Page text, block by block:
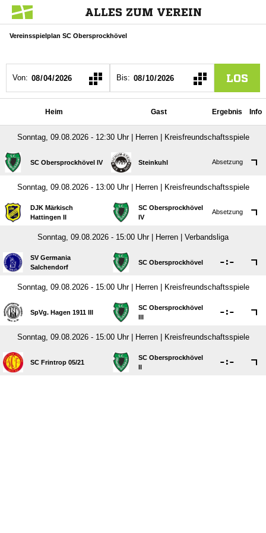
ALLES ZUM VEREIN
Vereinsspielplan SC Obersprockhövel
Von: Bis: LOS
Heim Gast Ergebnis Info
Sonntag, 09.08.2026 - 12:30 Uhr | Herren | Kreisfreundschaftsspiele
SC Obersprockhövel IV Steinkuhl Absetzung
Sonntag, 09.08.2026 - 13:00 Uhr | Herren | Kreisfreundschaftsspiele
DJK Märkisch
Hattingen II
SC Obersprockhövel
IV
Absetzung
Sonntag, 09.08.2026 - 15:00 Uhr | Herren | Verbandsliga
SV Germania
Salchendorf
SC Obersprockhövel :
Sonntag, 09.08.2026 - 15:00 Uhr | Herren | Kreisfreundschaftsspiele
SpVg. Hagen 1911 III
SC Obersprockhövel
III
:
Sonntag, 09.08.2026 - 15:00 Uhr | Herren | Kreisfreundschaftsspiele
SC Frintrop 05/​21
SC Obersprockhövel
II
: